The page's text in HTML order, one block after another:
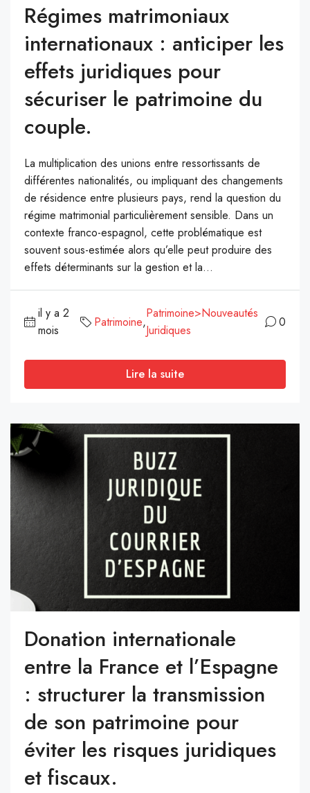
Régimes matrimoniaux
internationaux : anticiper les
effets juridiques pour
sécuriser le patrimoine du
couple.
La multiplication des unions entre ressortissants de
différentes nationalités, ou impliquant des changements
de résidence entre plusieurs pays, rend la question du
régime matrimonial particulièrement sensible. Dans un
contexte franco-espagnol, cette problématique est
souvent sous-estimée alors qu’elle peut produire des
effets déterminants sur la gestion et la...
il y a 2
mois
Patrimoine,
Patrimoine>Nouveautés
Juridiques
0
Lire la suite
Donation internationale
entre la France et l’Espagne
: structurer la transmission
de son patrimoine pour
éviter les risques juridiques
et fiscaux.